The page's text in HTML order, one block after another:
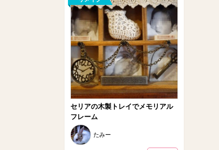
セリアの木製トレイでメモリアル
フレーム
たみー